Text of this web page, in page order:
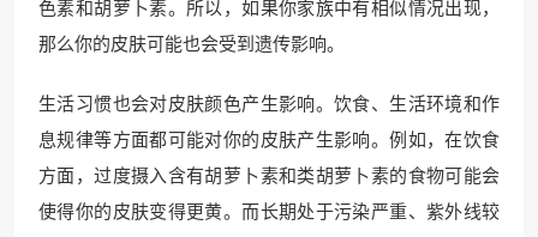
色素和胡萝卜素。所以，如果你家族中有相似情况出现，
那么你的皮肤可能也会受到遗传影响。
生活习惯也会对皮肤颜色产生影响。饮食、生活环境和作
息规律等方面都可能对你的皮肤产生影响。例如，在饮食
方面，过度摄入含有胡萝卜素和类胡萝卜素的食物可能会
使得你的皮肤变得更黄。而长期处于污染严重、紫外线较